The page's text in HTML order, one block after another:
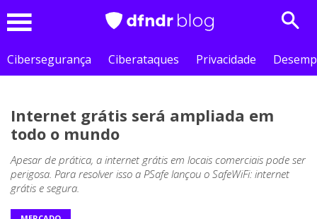
Cibersegurança
Ciberataques Privacidade
Internet grátis será ampliada em
todo o mundo
Apesar de prática, a internet grátis em locais comerciais pode ser
perigosa. Para resolver isso a PSafe lançou o SafeWiFi: internet
grátis e segura.